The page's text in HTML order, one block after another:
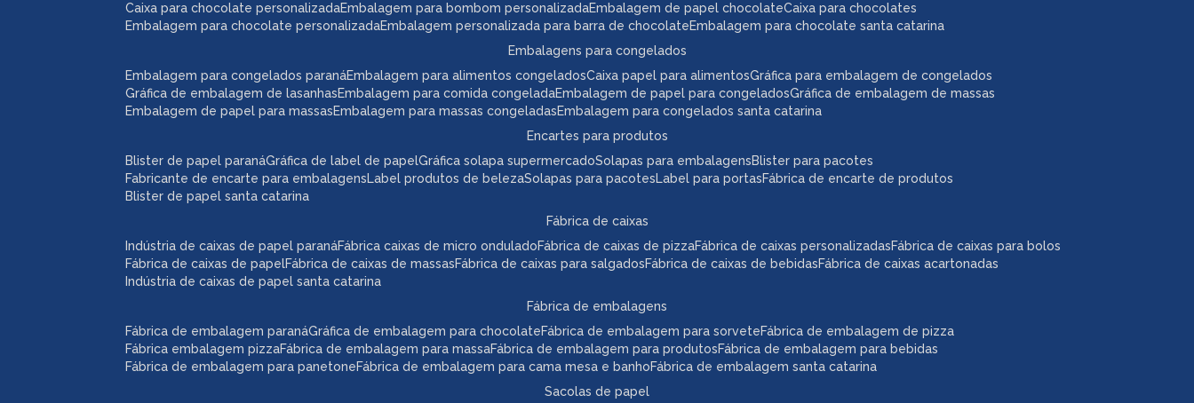
embalagem para bombom personalizada embalagem de papel chocolate
embalagem para chocolate personalizada
caixa para chocolates
caixa para chocolate personalizada
embalagem personalizada para barra de chocolate embalagem para chocolate santa catarina
embalagens para congelados
embalagem para alimentos congelados
caixa papel para alimentos
gráfica para embalagem de congelados
embalagem para comida congelada embalagem de papel para congelados
embalagem de papel para massas
gráfica de embalagem de massas
gráfica de embalagem de lasanhas
embalagem para massas congeladas embalagem para congelados santa catarina
embalagem para congelados paraná
encartes para produtos
gráfica de label de papel
gráfica solapa supermercado solapas para embalagens
fabricante de encarte para embalagens label produtos de beleza label para portas
solapas para pacotes
blister para pacotes
fábrica de encarte de produtos
blister de papel santa catarina
blister de papel paraná
fábrica de caixas
fábrica caixas de micro ondulado fábrica de caixas de pizza fábrica de caixas personalizadas
fábrica de caixas de papel fábrica de caixas de massas fábrica de caixas de bebidas
fábrica de caixas para salgados
fábrica de caixas para bolos
fábrica de caixas acartonadas
indústria de caixas de papel santa catarina
indústria de caixas de papel paraná
fábrica de embalagens
gráfica de embalagem para chocolate fábrica de embalagem para sorvete fábrica de embalagem de pizza
fábrica de embalagem para massa fábrica de embalagem para produtos
fábrica de embalagem para panetone
fábrica de embalagem para bebidas
fábrica embalagem pizza
fábrica de embalagem para cama mesa e banho fábrica de embalagem santa catarina
fábrica de embalagem paraná
sacolas de papel